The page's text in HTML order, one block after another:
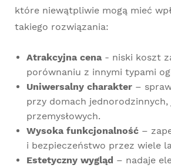
które niewątpliwie mogą mieć
takiego rozwiązania:
Atrakcyjna cena - niski koszt
porównaniu z innymi typami
Uniwersalny charakter –
przy domach
przemysłowych.
Wysoka funkcjonalność –
i bezpieczeństwo przez wiele
Estetyczny wygląd – nadaje